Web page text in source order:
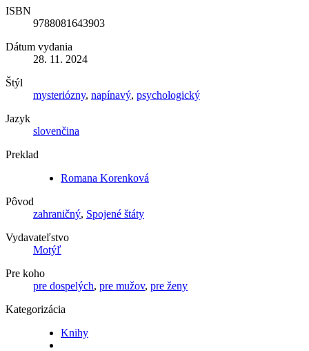
ISBN
9788081643903
Dátum vydania
28. 11. 2024
Štýl
mysteriózny, napínavý, psychologický
Jazyk
slovenčina
Preklad
Romana Korenková
Pôvod
zahraničný, Spojené štáty
Vydavateľstvo
Motýľ
Pre koho
pre dospelých, pre mužov, pre ženy
Kategorizácia
Knihy